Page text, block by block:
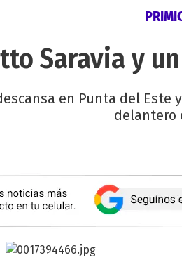
Saravia y
en Punta del
delantero